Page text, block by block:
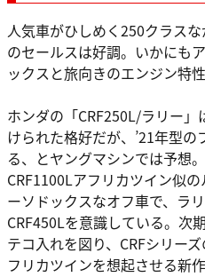
人気車がひしめく250クラス
のセールスは好調。いかにも
ックスと旅向きのエンジン特
ホンダの「CRF250L/ラリー
けられた格好だが、’21年型
る、とヤングマシンでは予想
CRF1100Lアフリカツイン似
ーソドックスなオフ車で、ラ
CRF450Lを意識している。次
テコ入れを図り、CRFシリー
フリカツインを想起させる新